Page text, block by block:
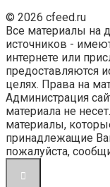
© 2026 cfeed.ru
Все материалы на
источников -
интернете или
предоставляются
целях. Права на
Администрация
материала не
материалы,
принадлежащие
пожалуйста,